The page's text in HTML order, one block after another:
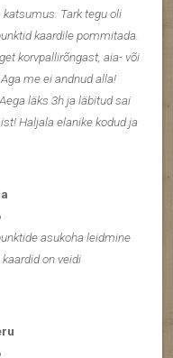
Tark tegu oli
kaardile pommitada.
korvpallirõngast, aia- või
me ei andnud alla!
läks 3h ja läbitud sai
Haljala elanike kodud ja
asukoha leidmine
on veidi